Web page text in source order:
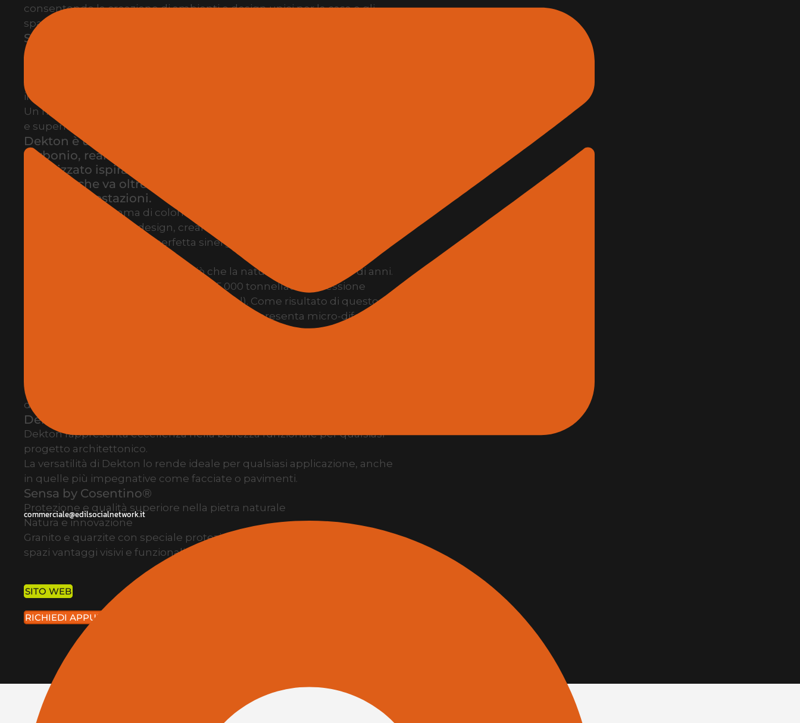
commerciale@edilsocialnetwork.it
consentendo la creazione di ambienti e design unici per la casa e gli
spazi pubblici.
Silestone è una superficie a ridotto contenuto di silice
composta da minerali premium e materiali riciclati.
contenuto di silice cristallina, ottenendo una superficie minerale
innovativa, sostenibile e ad alte prestazioni.
Un marchio leader da oltre 30 anni che ispira progetti per cucine, bagni
e superfici domestiche.
Dekton è una superficie ultracompatta a zero emissioni di
carbonio, realizzata con un processo di produzione
ottimizzato ispirato alla bellezza e all’estetica della pietra
naturale che va oltre la natura, conferendo al prodotto le
massime prestazioni.
Con un’ampia gamma di colori e dimensioni, Dekton ispira il futuro
dell’architettura e del design, creando spazi armoniosi dove bellezza e
funzionalità convivono in perfetta sinergia.
Dekton perfeziona in poche ore ciò che la natura crea in migliaia di anni.
L’esclusiva pressa di Dekton genera 25.000 tonnellate di pressione
uniforme (2,5 volte il peso della Torre Eiffel). Come risultato di questo
processo di ultracompattazione, Dekton non presenta micro-difetti che
causano punti di tensione o punti deboli e vanta una porosità quasi
materiale ad alte prestazioni, consentendogli di superare le prestazioni
della porcellana standard.
Dekton è una superficie
Dekton rappresenta eccellenza nella bellezza funzionale per qualsiasi
progetto architettonico.
La versatilità di Dekton lo rende ideale per qualsiasi applicazione, anche
in quelle più impegnative come facciate o pavimenti.
Sensa by Cosentino®
Protezione e qualità superiore nella pietra naturale
Natura e innovazione
Granito e quarzite con speciale protezione antimacchia per fornire agli
spazi vantaggi visivi e funzionali.
SITO WEB
RICHIEDI APPUNTAMENTO IN FIERA